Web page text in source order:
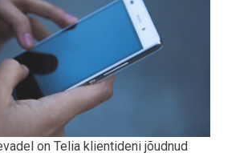
on Telia klientideni jõudnud